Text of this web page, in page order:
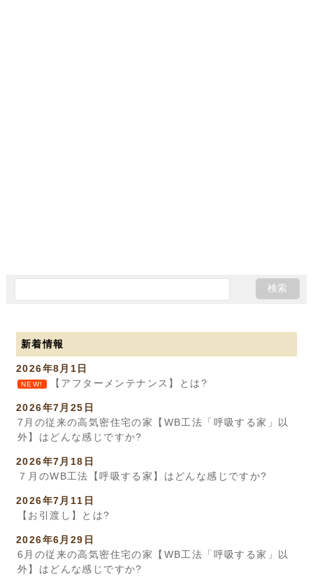
新着情報
2026年8月1日
NEW! 【アフターメンテナンス】とは?
2026年7月25日
7月の従来の高気密住宅の家【WB工法「呼吸する家」以
外】はどんな感じですか?
2026年7月18日
７月のWB工法【呼吸する家】はどんな感じですか?
2026年7月11日
【お引渡し】とは?
2026年6月29日
6月の従来の高気密住宅の家【WB工法「呼吸する家」以
外】はどんな感じですか?